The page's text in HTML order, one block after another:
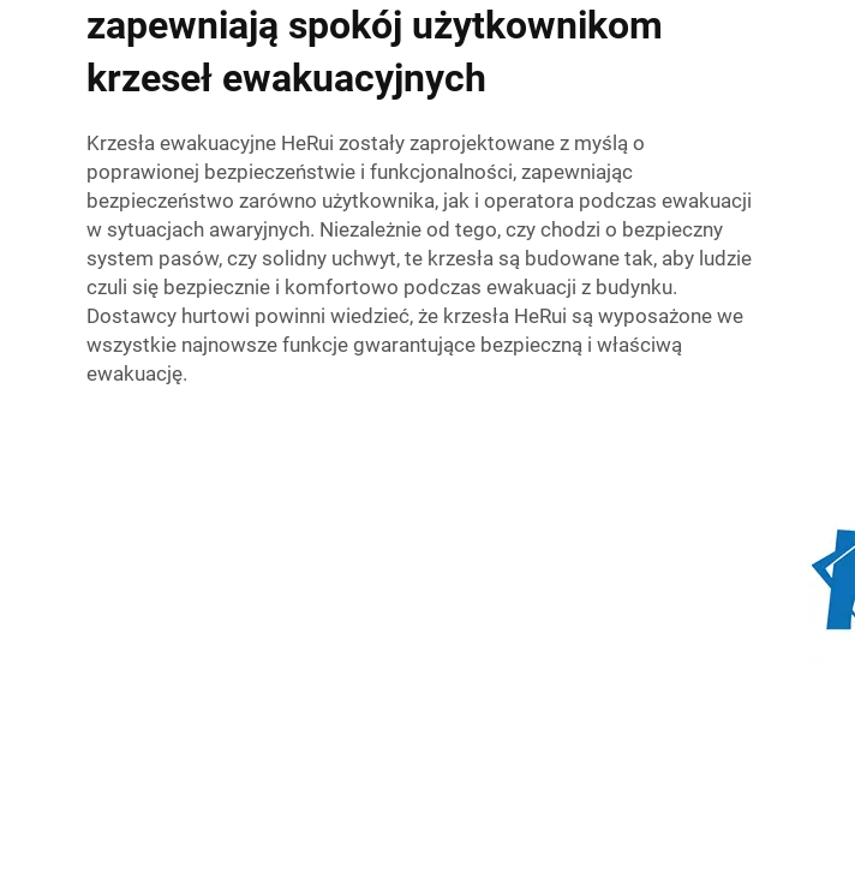
zapewniają spokój użytkownikom
krzeseł ewakuacyjnych
Krzesła ewakuacyjne HeRui zostały zaprojektowane z myślą o
poprawionej bezpieczeństwie i funkcjonalności, zapewniając
bezpieczeństwo zarówno użytkownika, jak i operatora podczas ewakuacji
w sytuacjach awaryjnych. Niezależnie od tego, czy chodzi o bezpieczny
system pasów, czy solidny uchwyt, te krzesła są budowane tak, aby ludzie
czuli się bezpiecznie i komfortowo podczas ewakuacji z budynku.
Dostawcy hurtowi powinni wiedzieć, że krzesła HeRui są wyposażone we
wszystkie najnowsze funkcje gwarantujące bezpieczną i właściwą
ewakuację.